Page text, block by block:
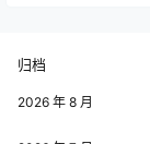
归档
2026 年 8 月